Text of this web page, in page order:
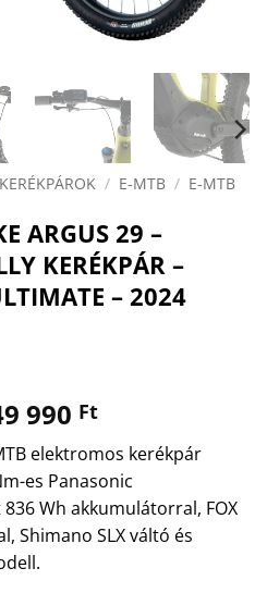
/ E-MTB / E-MTB
ARGUS 29 –
KERÉKPÁR –
– 2024
990 FtCurrent
price
is:
1
549
990 Ft.
elektromos kerékpár
es Panasonic
Wh akkumulátorral, FOX
Shimano SLX váltó és